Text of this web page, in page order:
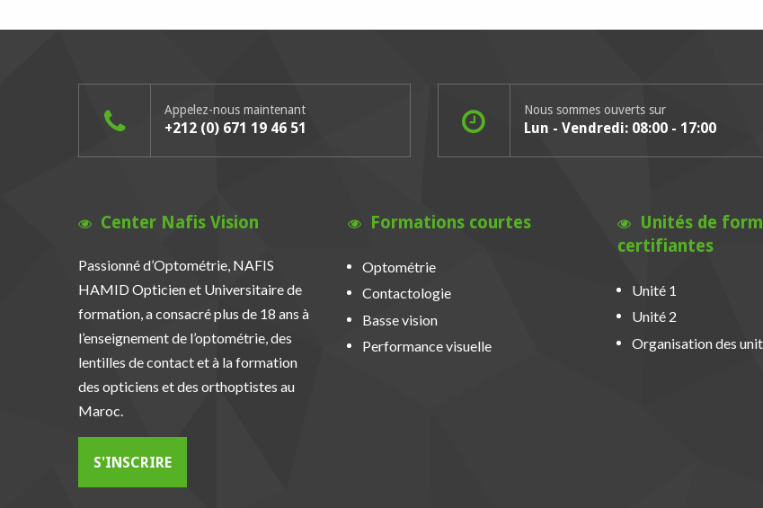
Appelez-nous maintenant
+212 (0) 671 19 46 51
Nous sommes ouverts sur
Lun - Vendredi: 08:00 - 17:00
Center Nafis Vision
Passionné d’Optométrie, NAFIS
HAMID Opticien et Universitaire de
formation, a consacré plus de 18 ans à
l’enseignement de l’optométrie, des
lentilles de contact et à la formation
des opticiens et des orthoptistes au
Maroc.
S'INSCRIRE
Formations courtes
Optométrie
Contactologie
Basse vision
Performance visuelle
Unités de
certifiantes
Unité 1
Unité 2
Organisation des